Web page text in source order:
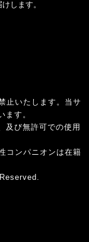
します。
止いたします。当サ
ます。
及び無許可での使用
コンパニオンは在籍